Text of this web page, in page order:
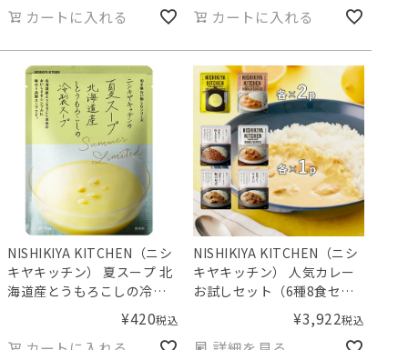
カートに入れる カートに入れる
NISHIKIYA KITCHEN（ニシ
キヤキッチン） 夏スープ 北
海道産とうもろこしの冷製
¥420税込
NISHIKIYA KITCHEN（ニシ
キヤキッチン） 人気カレー
お試しセット（6種8食セッ
ト）／Amingオリジナルセ
¥3,922税込